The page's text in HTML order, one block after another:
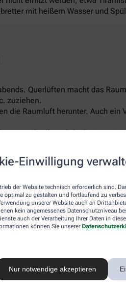
Einwilligung
der Website technisch erforderlich sind.
optimal zu gestalten und fortlaufend zu
unserer Website auch an
kein angemessenes Datenschutzniveau
auch der Verarbeitung Ihrer Daten in
können Sie unserer
Nur notwendige akzeptieren
mit heißem Wasser und
Querlüften macht das
zuziehen.
die Raumluft herunter. Auch
eine „Abreibung“ der Beine mit
auf Arme, Beine, Stirn oder
reflektiert das Sonnenlicht,
150 Euro. Aber Vorsicht: Nicht
durch Schwitzen
und
Organen zusetzt. So kann
Zwei bis drei Liter täglich